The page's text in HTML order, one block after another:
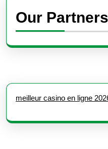
Our Partners
meilleur casino en ligne